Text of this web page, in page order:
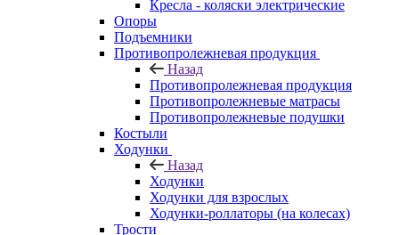
Кресла - коляски электрические
Опоры
Подъемники
Противопролежневая продукция
Назад
Противопролежневая продукция
Противопролежневые матрасы
Противопролежневые подушки
Костыли
Ходунки
Назад
Ходунки
Ходунки для взрослых
Ходунки-роллаторы (на колесах)
Трости